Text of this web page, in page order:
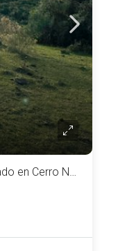
Campo en venta de 120ha ubicado en Cerro Negro